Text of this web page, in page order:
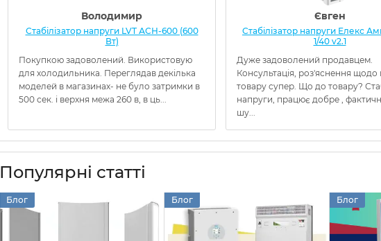
Володимир
Стабілізатор напруги LVT АСН-600 (600
Вт)
Покупкою задоволений. Використовую
для холодильника. Переглядав декілька
моделей в магазинах- не було затримки в
500 сек. і верхня межа 260 в, в ць...
Євген
Стабілізатор напруги Елекс
1/40 v2.1
Дуже задоволений продавцем.
Консультація, роз'яснення щодо
товару супер. Що до товару?
напруги, працює добре ,
шу...
Популярні статті
Блог Блог Блог